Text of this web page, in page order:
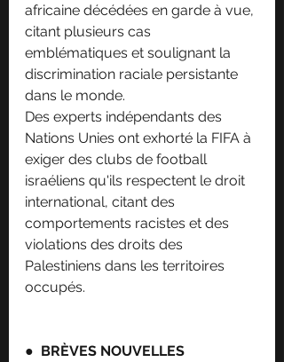
africaine décédées en garde à vue,
citant plusieurs cas
emblématiques et soulignant la
discrimination raciale persistante
dans le monde.
Des experts indépendants des
Nations Unies ont exhorté la FIFA à
exiger des clubs de football
israéliens qu'ils respectent le droit
international, citant des
comportements racistes et des
violations des droits des
Palestiniens dans les territoires
occupés.
● BRÈVES NOUVELLES